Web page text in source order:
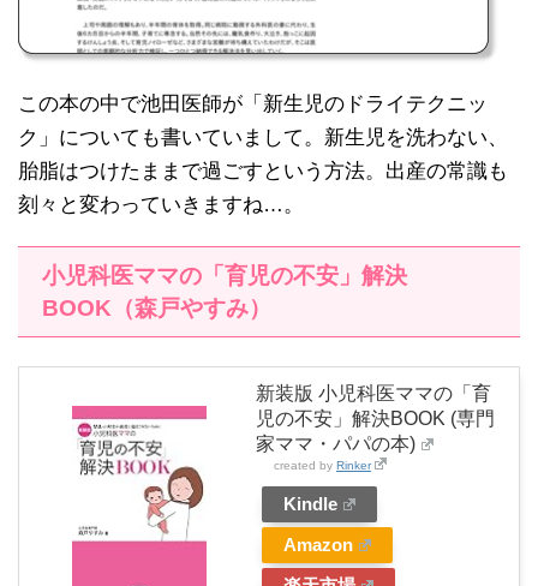
この本の中で池田医師が「新生児のドライテクニッ
ク」についても書いていまして。新生児を洗わない、
胎脂はつけたままで過ごすという方法。出産の常識も
刻々と変わっていきますね…。
小児科医ママの「育児の不安」解決
BOOK（森戸やすみ）
新装版 小児科医ママの「育
児の不安」解決BOOK (専門
家ママ・パパの本)
created by Rinker
Kindle
Amazon